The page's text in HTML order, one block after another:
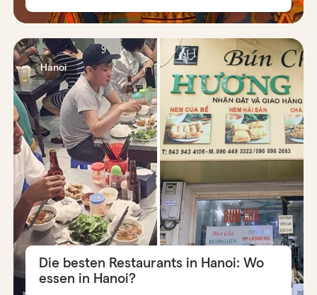
Hanoi
Die besten Restaurants in Hanoi: Wo
essen in Hanoi?